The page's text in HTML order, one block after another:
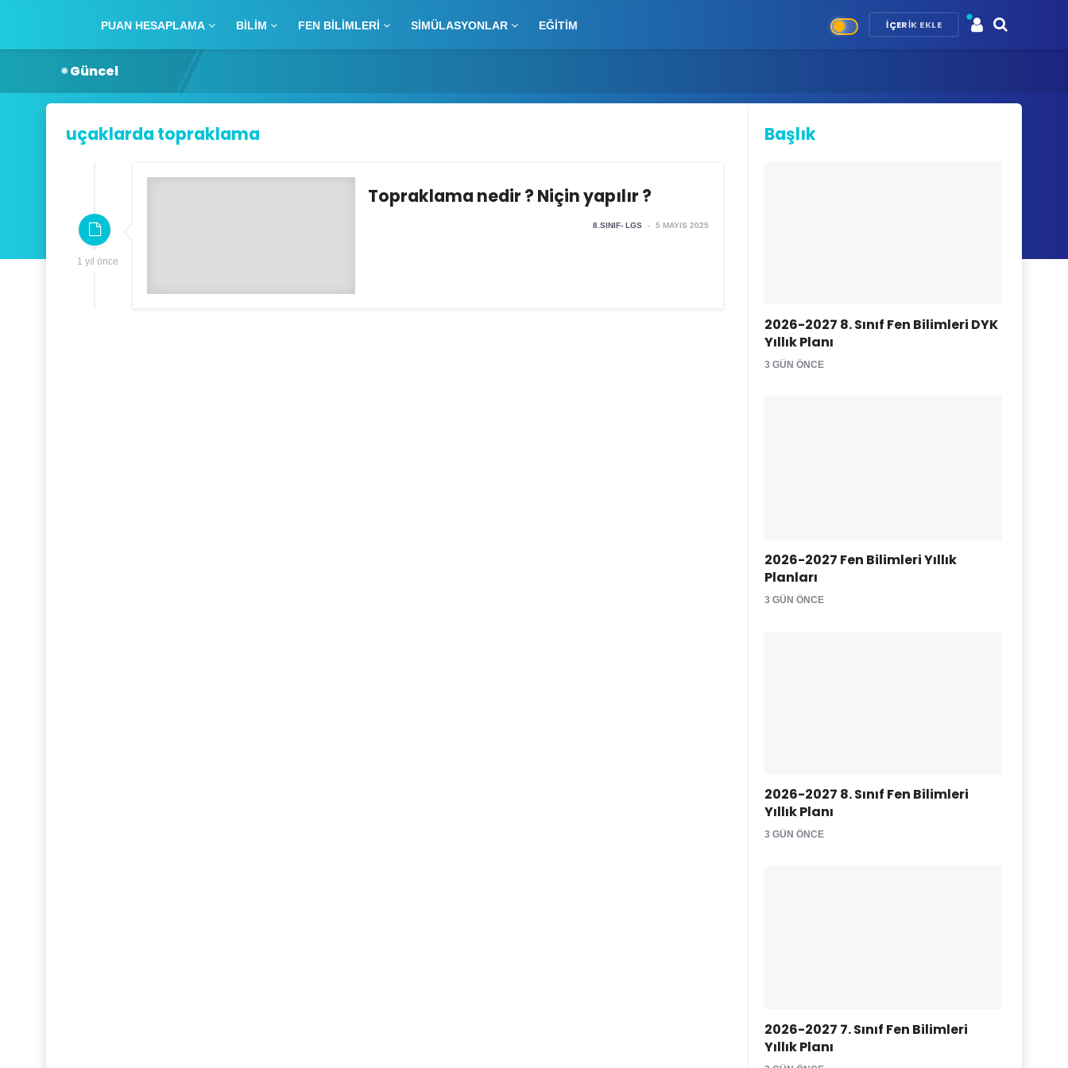
PUAN HESAPLAMA BILIM FEN BILIMLERI SIMÜLASYONLAR EĞITIM İÇERIK EKLE
Güncel
uçaklarda topraklama
1 yıl önce
Topraklama nedir ? Niçin yapılır ?
8.SINIF- LGS - 5 MAYIS 2025
Başlık
2026-2027 8. Sınıf Fen Bilimleri DYK
Yıllık Planı
3 GÜN ÖNCE
2026-2027 Fen Bilimleri Yıllık
Planları
3 GÜN ÖNCE
2026-2027 8. Sınıf Fen Bilimleri
Yıllık Planı
3 GÜN ÖNCE
2026-2027 7. Sınıf Fen Bilimleri
Yıllık Planı